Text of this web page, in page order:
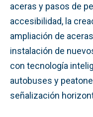
aceras y pasos de
accesibilidad, la
ampliación de
instalación de
con tecnología
autobuses y
señalización